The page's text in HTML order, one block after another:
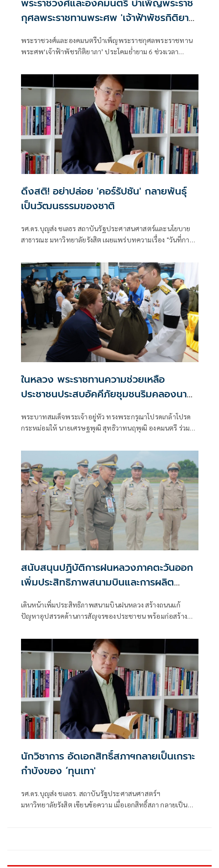
กุศลพระราชทานพระศพ 'เจ้าฟ้าพัชรกิติยา
พระราชวงศ์และองคมนตรีบำเพ็ญพระราชกุศลพระราชทาน
พระศพ‘เจ้าฟ้าพัชรกิติยาภา’ ประโคมย่ำยาม 6 ช่วงเวลา
ดึงสติ! อย่าปล่อย 'คอร์รัปชัน' กลายพันธุ์
เป็นวัฒนธรรมของชาติ
รศ.ดร.บุญส่ง ชเลธร สถาบันรัฐประศาสนศาสตร์และนโยบาย
สาธารณะ มหาวิทยาลัยรังสิต เผยแพร่บทความเรื่อง "วันที่การ
ในหลวง พระราชทานความช่วยเหลือ
ประชาชนประสบอัคคีภัยชุมชนริมคลองนาง
พระบาทสมเด็จพระเจ้าอยู่หัว ทรงพระกรุณาโปรดเกล้าโปรด
กระหม่อมให้ นายเศรษฐพุฒิ สุทธิวาทนฤพุฒิ องคมนตรี ร่วม
สนับสนุนปฏิบัติการฝนหลวงภาคตะวันออก
เพิ่มประสิทธิภาพสนามบินและการผลิต
น้ำแข็งแห้ง
เดินหน้าเพิ่มประสิทธิภาพสนามบินฝนหลวง สร้างถนนแก้
ปัญหาอุปสรรคด้านการสัญจรของประชาชน พร้อมก่อสร้าง
กว้างไกล ทั้งสร้างฝนเพื่อพื้นที่การเกษตรและลดปัญหาฝุ่นควัน
PM 2.5 ในพื้นที่ภาคตะวันออก ซึ่งเป็นแหล่งผลิตพืชเศรษฐกิจ
นักวิชาการ อัดเอกสิทธิ์สภาฯกลายเป็นเกราะ
กำบังของ ‘ทุนเทา'
รศ.ดร.บุญส่ง ชเลธร. สถาบันรัฐประศาสนศาสตร์ฯ
มหาวิทยาลัยรังสิต เขียนข้อความ เมื่อเอกสิทธิ์สภา กลายเป็น